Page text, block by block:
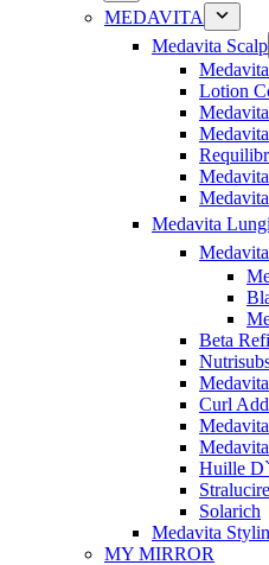
MEDAVITA
Medavita Scalp
Lotion
Medavita
Beta
Curl
Huille
Solarich
Medavita
MY MIRROR